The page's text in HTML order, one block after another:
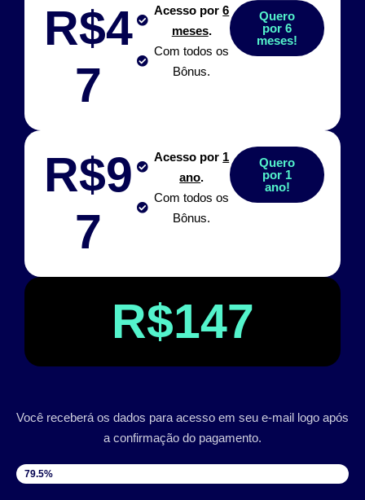
R$4
7
Acesso por6
meses.
Com todos os
Bônus.
Quero
por 6
meses!
R$9
7
Acesso por 1
ano.
Com todos os
Bônus.
Quero
por 1
ano!
R$147
Você receberá os dados para acesso em seu e-mail logo após
a confirmação do pagamento.
VAGAS DISPONÍVEIS
79.5%